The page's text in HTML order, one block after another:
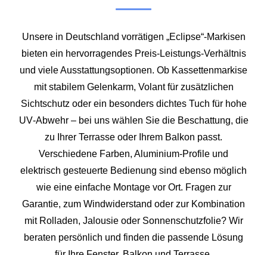
Unsere in Deutschland vorrätigen „Eclipse“-Markisen
bieten ein hervorragendes Preis‑Leistungs‑Verhältnis
und viele Ausstattungsoptionen. Ob Kassettenmarkise
mit stabilem Gelenkarm, Volant für zusätzlichen
Sichtschutz oder ein besonders dichtes Tuch für hohe
UV‑Abwehr – bei uns wählen Sie die Beschattung, die
zu Ihrer Terrasse oder Ihrem Balkon passt.
Verschiedene Farben, Aluminium‑Profile und
elektrisch gesteuerte Bedienung sind ebenso möglich
wie eine einfache Montage vor Ort. Fragen zur
Garantie, zum Windwiderstand oder zur Kombination
mit Rolladen, Jalousie oder Sonnenschutzfolie? Wir
beraten persönlich und finden die passende Lösung